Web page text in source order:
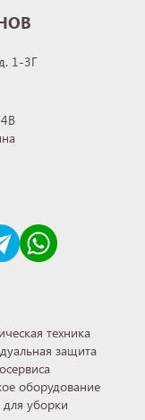
1-3Г
техника
защита
оборудование
для уборки